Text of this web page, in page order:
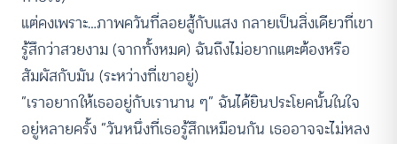
แต่คงเพราะ…ภาพควันที่ลอยสู้กับแสง กลายเป็นสิ่งเดียวที่เขา
รู้สึกว่าสวยงาม (จากทั้งหมด) ฉันถึงไม่อยากแตะต้องหรือ
สัมผัสกับมัน (ระหว่างที่เขาอยู่)
“เราอยากให้เธออยู่กับเรานาน ๆ” ฉันได้ยินประโยคนั้นในใจ
อยู่หลายครั้ง “วันหนึ่งที่เธอรู้สึกเหมือนกัน เธออาจจะไม่หลง